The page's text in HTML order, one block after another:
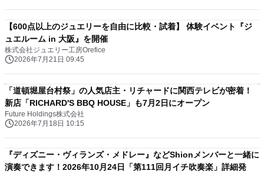
【600点以上のジュエリーを自由に比較・試着】 体験イベント『ジ
ュエルーム in 大阪』を開催
株式会社ジュエリー工房Orefice
2026年7月21日 09:45
「道頓堀屋台村祭」の人気店主・リチャードに関西テレビが密着！
新店「RICHARD'S BBQ HOUSE」も7月2日にオープン
Future Holdings株式会社
2026年7月18日 10:15
『ディズニー・ヴィランズ・メドレー』などShionメンバーと一緒に
演奏できます！2026年10月24日「第111回月イチ吹奏楽」詳細発